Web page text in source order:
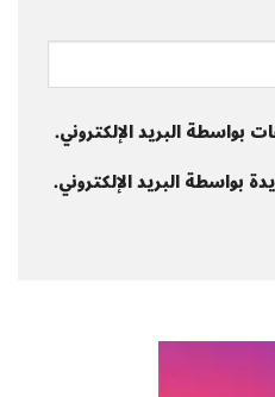
بواسطة البريد الإلكتروني.
بواسطة البريد الإلكتروني.